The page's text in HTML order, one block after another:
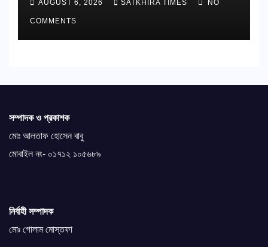
AUGUST 6, 2026 SATKHIRA TIMES NO
COMMENTS
সম্পাদক ও প্রকাশক
মোঃ আলতাফ হোসেন বাবু
মোবাইল নং- ০১৭১২ ১০৫৬৮৯
নির্বাহী সম্পাদক
মোঃ গোলাম মোস্তফা